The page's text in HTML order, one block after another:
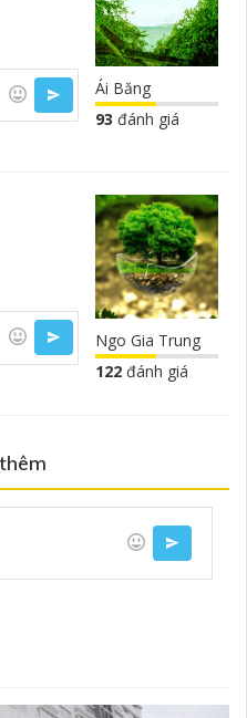
Ái Băng
93 đánh giá
Ngo Gia Trung
122đánh giá